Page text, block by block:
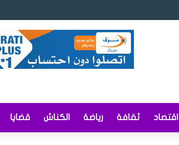
ريادة الأعمال والمحتوى المحلي وإصلاح التوثيق والتعليم
اقتصاد ثقافة رياضة الكناش قضايا